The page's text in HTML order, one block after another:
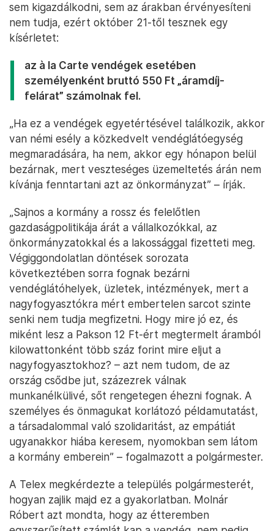
sem kigazdálkodni, sem az árakban érvényesíteni
nem tudja, ezért október 21-től tesznek egy
kísérletet:
az à la Carte vendégek esetében
személyenként bruttó 550 Ft „áramdíj-
felárat” számolnak fel.
„Ha ez a vendégek egyetértésével találkozik, akkor
van némi esély a közkedvelt vendéglátóegység
megmaradására, ha nem, akkor egy hónapon belül
bezárnak, mert veszteséges üzemeltetés árán nem
kívánja fenntartani azt az önkormányzat” – írják.
„Sajnos a kormány a rossz és felelőtlen
gazdaságpolitikája árát a vállalkozókkal, az
önkormányzatokkal és a lakossággal fizetteti meg.
Végiggondolatlan döntések sorozata
következtében sorra fognak bezárni
vendéglátóhelyek, üzletek, intézmények, mert a
nagyfogyasztókra mért embertelen sarcot szinte
senki nem tudja megfizetni. Hogy mire jó ez, és
miként lesz a Pakson 12 Ft-ért megtermelt áramból
kilowattonként több száz forint mire eljut a
nagyfogyasztokhoz? – azt nem tudom, de az
ország csődbe jut, százezrek válnak
munkanélkülivé, sőt rengetegen éhezni fognak. A
személyes és önmagukat korlátozó példamutatást,
a társadalommal való szolidaritást, az empátiát
ugyanakkor hiába keresem, nyomokban sem látom
a kormány emberein” – fogalmazott a polgármester.
A Telex megkérdezte a település polgármesterét,
hogyan zajlik majd ez a gyakorlatban. Molnár
Róbert azt mondta, hogy az étteremben